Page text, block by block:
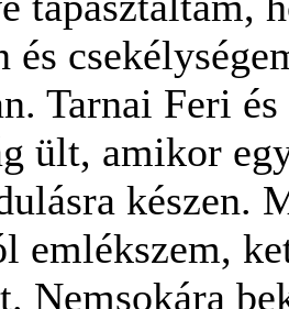
és
Tarnai Feri
ült, amikor
készen.
emlékszem,
Nemsokára